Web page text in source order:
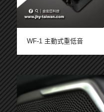
WF-1 主動式重低音